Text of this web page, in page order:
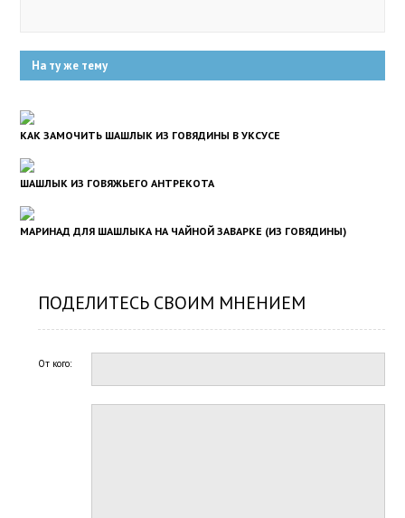
На ту же тему
КАК ЗАМОЧИТЬ ШАШЛЫК ИЗ ГОВЯДИНЫ В УКСУСЕ
ШАШЛЫК ИЗ ГОВЯЖЬЕГО АНТРЕКОТА
МАРИНАД ДЛЯ ШАШЛЫКА НА ЧАЙНОЙ ЗАВАРКЕ (ИЗ ГОВЯДИНЫ)
ПОДЕЛИТЕСЬ СВОИМ МНЕНИЕМ
От кого: